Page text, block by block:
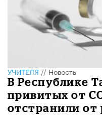
УЧИТЕЛЯ//Новость
В Республике
привитых от
отстранили от